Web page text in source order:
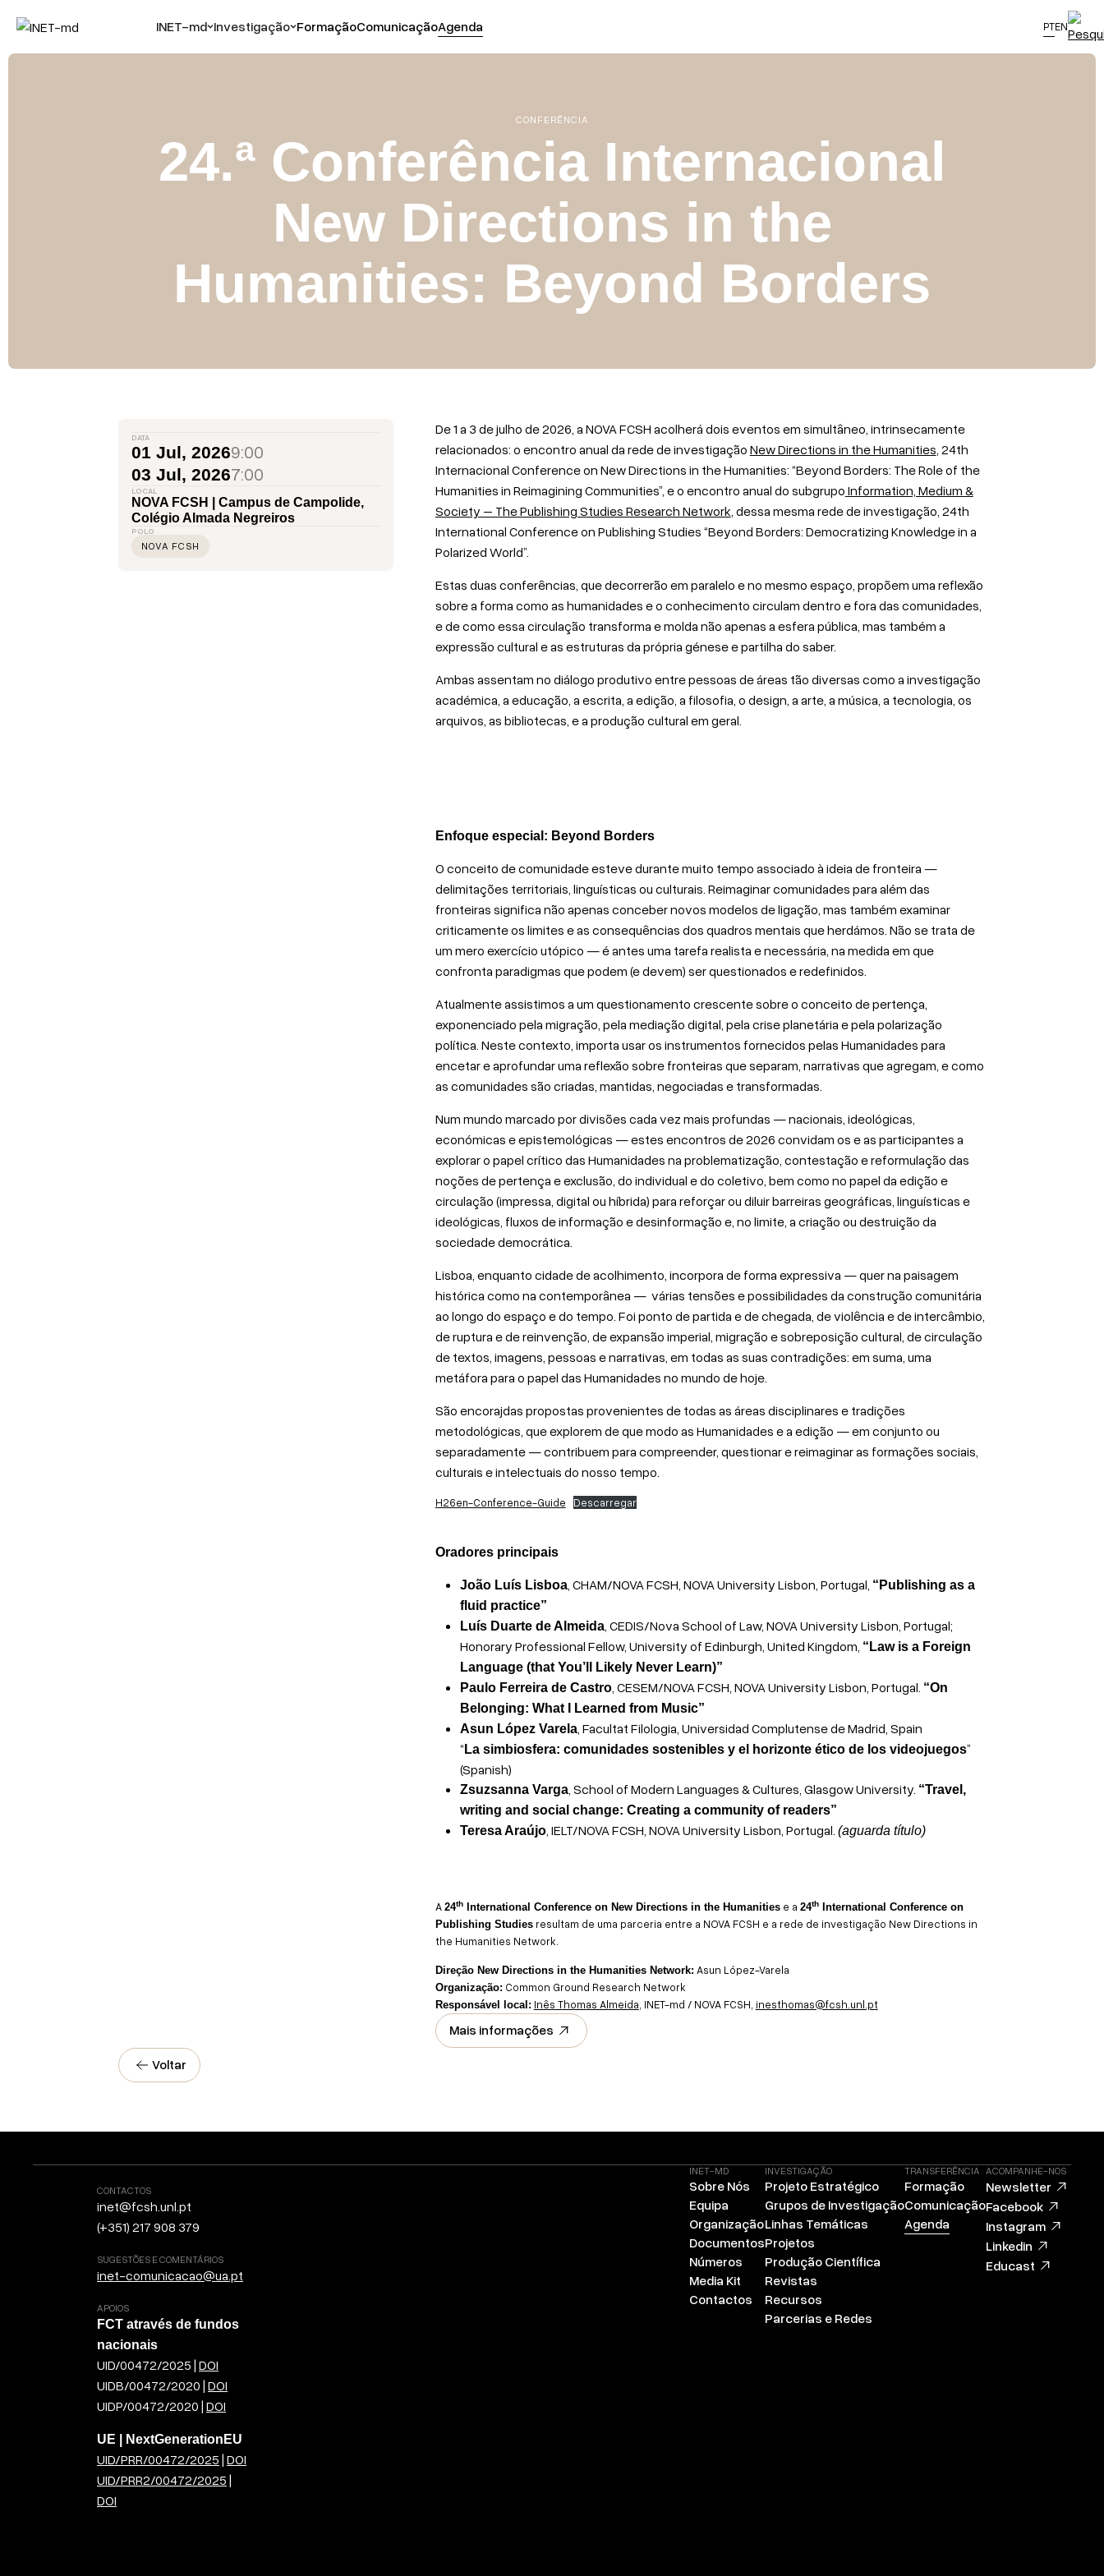
INET-md Investigação FormaçãoComunicaçãoAgenda PTEN
CONFERÊNCIA
24.ª Conferência Internacional
New Directions in the
Humanities: Beyond Borders
DATA
01 Jul, 20269:00
03 Jul, 20267:00
LOCAL
NOVA FCSH | Campus de Campolide,
Colégio Almada Negreiros
POLO
NOVA FCSH
De 1 a 3 de julho de 2026, a NOVA FCSH acolherá dois eventos em simultâneo, intrinsecamente
relacionados: o encontro anual da rede de investigação New Directions in the Humanities , 24th
Internacional Conference on New Directions in the Humanities: “Beyond Borders: The Role of the
Humanities in Reimagining Communities”, e o encontro anual do subgrupo Information, Medium &
Society – The Publishing Studies Research Network , dessa mesma rede de investigação, 24th
International Conference on Publishing Studies “Beyond Borders: Democratizing Knowledge in a
Polarized World”.
Estas duas conferências, que decorrerão em paralelo e no mesmo espaço, propõem uma reflexão
sobre a forma como as humanidades e o conhecimento circulam dentro e fora das comunidades,
e de como essa circulação transforma e molda não apenas a esfera pública, mas também a
expressão cultural e as estruturas da própria génese e partilha do saber.
Ambas assentam no diálogo produtivo entre pessoas de áreas tão diversas como a investigação
académica, a educação, a escrita, a edição, a filosofia, o design, a arte, a música, a tecnologia, os
arquivos, as bibliotecas, e a produção cultural em geral.
Enfoque especial: Beyond Borders
O conceito de comunidade esteve durante muito tempo associado à ideia de fronteira —
delimitações territoriais, linguísticas ou culturais. Reimaginar comunidades para além das
fronteiras significa não apenas conceber novos modelos de ligação, mas também examinar
criticamente os limites e as consequências dos quadros mentais que herdámos. Não se trata de
um mero exercício utópico — é antes uma tarefa realista e necessária, na medida em que
confronta paradigmas que podem (e devem) ser questionados e redefinidos.
Atualmente assistimos a um questionamento crescente sobre o conceito de pertença,
exponenciado pela migração, pela mediação digital, pela crise planetária e pela polarização
política. Neste contexto, importa usar os instrumentos fornecidos pelas Humanidades para
encetar e aprofundar uma reflexão sobre fronteiras que separam, narrativas que agregam, e como
as comunidades são criadas, mantidas, negociadas e transformadas.
Num mundo marcado por divisões cada vez mais profundas — nacionais, ideológicas,
económicas e epistemológicas — estes encontros de 2026 convidam os e as participantes a
explorar o papel crítico das Humanidades na problematização, contestação e reformulação das
noções de pertença e exclusão, do individual e do coletivo, bem como no papel da edição e
circulação (impressa, digital ou híbrida) para reforçar ou diluir barreiras geográficas, linguísticas e
ideológicas, fluxos de informação e desinformação e, no limite, a criação ou destruição da
sociedade democrática.
Lisboa, enquanto cidade de acolhimento, incorpora de forma expressiva — quer na paisagem
histórica como na contemporânea — várias tensões e possibilidades da construção comunitária
ao longo do espaço e do tempo. Foi ponto de partida e de chegada, de violência e de intercâmbio,
de ruptura e de reinvenção, de expansão imperial, migração e sobreposição cultural, de circulação
de textos, imagens, pessoas e narrativas, em todas as suas contradições: em suma, uma
metáfora para o papel das Humanidades no mundo de hoje.
São encorajdas propostas provenientes de todas as áreas disciplinares e tradições
metodológicas, que explorem de que modo as Humanidades e a edição — em conjunto ou
separadamente — contribuem para compreender, questionar e reimaginar as formações sociais,
culturais e intelectuais do nosso tempo.
H26en-Conference-Guide Descarregar
Oradores principais
João Luís Lisboa, CHAM/NOVA FCSH, NOVA University Lisbon, Portugal, “Publishing as a
fluid practice”
Luís Duarte de Almeida, CEDIS/Nova School of Law, NOVA University Lisbon, Portugal;
Honorary Professional Fellow, University of Edinburgh, United Kingdom, “Law is a Foreign
Language (that You’ll Likely Never Learn)”
Paulo Ferreira de Castro, CESEM/NOVA FCSH, NOVA University Lisbon, Portugal. “On
Belonging: What I Learned from Music”
Asun López Varela, Facultat Filologia, Universidad Complutense de Madrid, Spain
“ La simbiosfera: comunidades sostenibles y el horizonte ético de los videojuegos”
(Spanish)
Zsuzsanna Varga, School of Modern Languages & Cultures, Glasgow University. “Travel,
writing and social change: Creating a community of readers”
Teresa Araújo, IELT/NOVA FCSH, NOVA University Lisbon, Portugal. (aguarda título)
A 24thInternational Conference on New Directions in the Humanitiese a 24thInternational Conference on
Publishing Studiesresultam de uma parceria entre a NOVA FCSH e a rede de investigação New Directions in
the Humanities Network.
Direção New Directions in the Humanities Network: Asun López-Varela
Organização: Common Ground Research Network
Responsável local: Inês Thomas Almeida , INET-md / NOVA FCSH, inesthomas@fcsh.unl.pt
Mais informações
Voltar
CONTACTOS
inet@fcsh.unl.pt
(+351) 217 908 379
SUGESTÕES E COMENTÁRIOS
inet-comunicacao@ua.pt
APOIOS
FCT através de fundos
nacionais
UID/00472/2025 | DOI
UIDB/00472/2020 | DOI
UIDP/00472/2020 | DOI
UE | NextGenerationEU
UID/PRR/00472/2025 | DOI
UID/PRR2/00472/2025 |
DOI
INET-MD
Sobre Nós
Equipa
Organização
Documentos
Números
Media Kit
Contactos
INVESTIGAÇÃO
Projeto Estratégico
Grupos de Investigação
Linhas Temáticas
Projetos
Produção Científica
Revistas
Recursos
Parcerias e Redes
TRANSFERÊNCIA
Formação
Comunicação
Agenda
ACOMPANHE-NOS
Newsletter
Facebook
Instagram
Linkedin
Educast